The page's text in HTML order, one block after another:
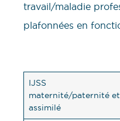
travail/maladie
plafonnées en
IJSS
maternité/paternité et
assimilé